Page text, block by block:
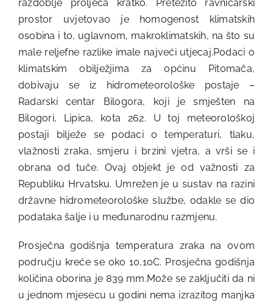
razdoblje proljeća kratko. Pretežito ravničarski
prostor uvjetovao je homogenost klimatskih
osobina i to, uglavnom, makroklimatskih, na što su
male reljefne razlike imale najveći utjecaj.Podaci o
klimatskim obilježjima za općinu Pitomača,
dobivaju se iz hidrometeorološke postaje –
Radarski centar Bilogora, koji je smješten na
Bilogori, Lipica, kota 262. U toj meteorološkoj
postaji bilježe se podaci o temperaturi, tlaku,
vlažnosti zraka, smjeru i brzini vjetra, a vrši se i
obrana od tuče. Ovaj objekt je od važnosti za
Republiku Hrvatsku. Umrežen je u sustav na razini
državne hidrometeorološke službe, odakle se dio
podataka šalje i u međunarodnu razmjenu.
Prosječna godišnja temperatura zraka na ovom
području kreće se oko 10,10C. Prosječna godišnja
količina oborina je 839 mm.Može se zaključiti da ni
u jednom mjesecu u godini nema izrazitog manjka